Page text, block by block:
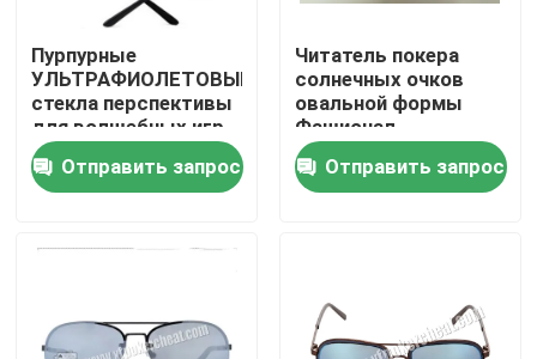
Домой
Видеозаписи
Пурпурные
УЛЬТРАФИОЛЕТОВЫЕ
стекла перспективы
для волшебных игр
шоу/казино/покера
соответствуют
Отправить запрос
Читатель покера
солнечных очков
овальной формы
Фашионал
УЛЬТРАФИОЛЕТОВЫЙ
для
УЛЬТРАФИОЛЕТОВЫХ
Отправить запрос